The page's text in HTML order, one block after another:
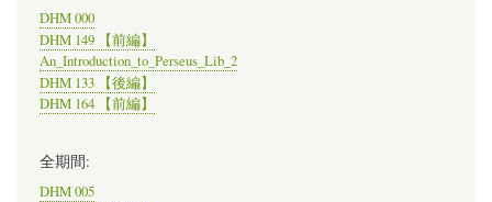
DHM 000
DHM 149 【前編】
An_Introduction_to_Perseus_Lib_2
DHM 133 【後編】
DHM 164 【前編】
全期間:
DHM 005